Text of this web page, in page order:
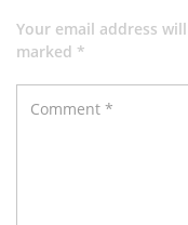
Your email address
marked *